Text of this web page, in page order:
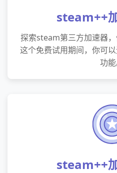
steam++
探索steam第三方加速器
这个免费试用期间，你可
功能
steam++